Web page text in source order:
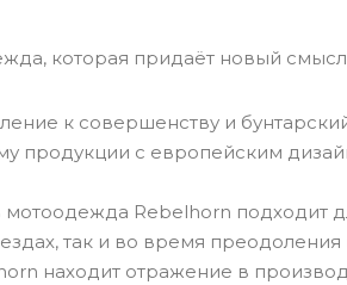
которая придаёт новый
к совершенству и
продукции с европейским
Rebelhorn подходит
так и во время
находит отражение в